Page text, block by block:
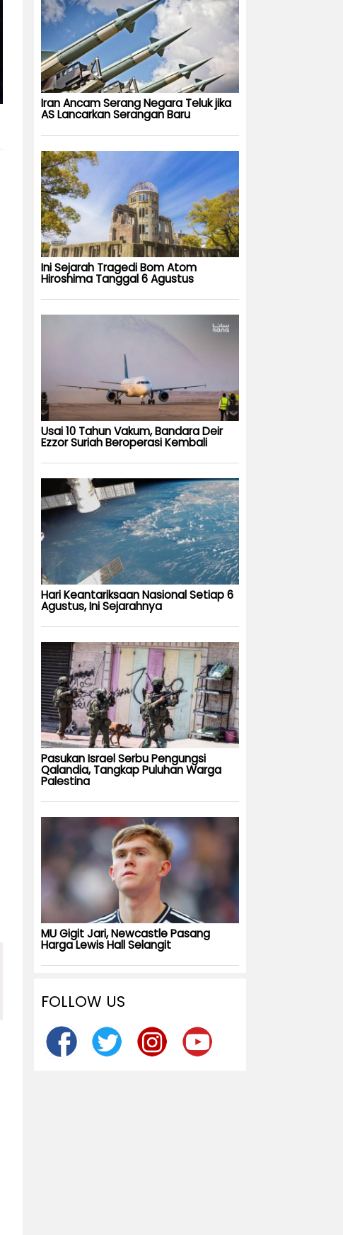
Iran Ancam Serang Negara Teluk jika
AS Lancarkan Serangan Baru
Ini Sejarah Tragedi Bom Atom
Hiroshima Tanggal 6 Agustus
Usai 10 Tahun Vakum, Bandara Deir
Ezzor Suriah Beroperasi Kembali
Hari Keantariksaan Nasional Setiap 6
Agustus, Ini Sejarahnya
Pasukan Israel Serbu Pengungsi
Qalandia, Tangkap Puluhan Warga
Palestina
MU Gigit Jari, Newcastle Pasang
Harga Lewis Hall Selangit
FOLLOW US